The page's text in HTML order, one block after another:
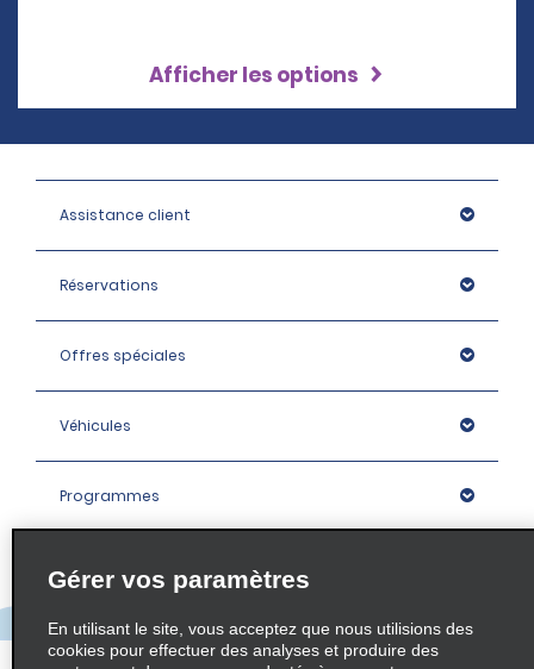
Afficher les options
Assistance client
Réservations
Offres spéciales
Véhicules
Programmes
Entreprise
Agences
Gérer vos paramètres
En utilisant le site, vous acceptez que nous utilisions des
cookies pour effectuer des analyses et produire des